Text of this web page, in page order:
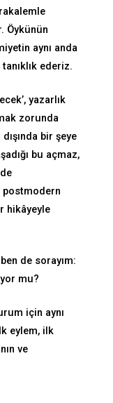
Öykünün
aynı anda
ederiz.
yazarlık
zorunda
bir şeye
bu açmaz,
postmodern
hikâyeyle
de sorayım:
mu?
için aynı
eylem, ilk
ve